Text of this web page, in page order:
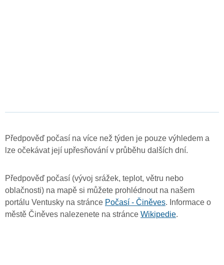
Předpověď počasí na více než týden je pouze výhledem a
lze očekávat její upřesňování v průběhu dalších dní.
Předpověď počasí (vývoj srážek, teplot, větru nebo
oblačnosti) na mapě si můžete prohlédnout na našem
portálu Ventusky na stránce Počasí - Činěves. Informace o
městě Činěves nalezenete na stránce Wikipedie.